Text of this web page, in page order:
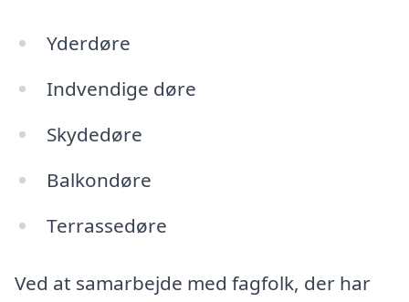
Yderdøre
Indvendige døre
Skydedøre
Balkondøre
Terrassedøre
Ved at samarbejde med fagfolk, der har